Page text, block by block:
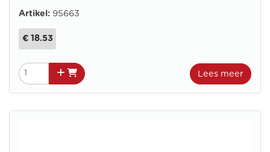
Artikel: 95663
€ 18.53
Lees meer